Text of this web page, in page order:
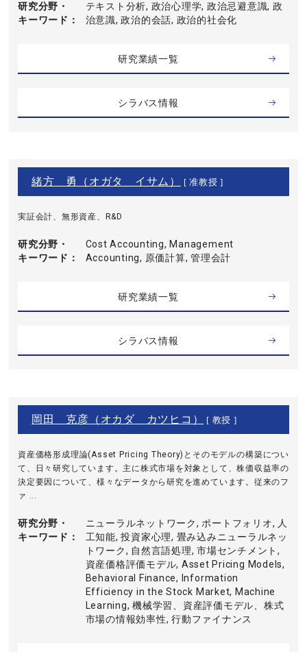
研究分野・
キーワード
テキスト分析, 政治心理学, 政治忌避意識, 政
治意識, 政治的会話, 政治的社会化
研究業績一覧
シラバス情報
緒方 勇（オガタ イサム） [ 准教授 ]
実証会計、無形資産、R&D
研究分野・
キーワード
Cost Accounting, Management
Accounting, 原価計算, 管理会計
研究業績一覧
シラバス情報
岡田 克彦（オカダ カツヒコ） [ 教授 ]
資産価格形成理論(Asset Pricing Theory)とそのモデルの構築につい
て、日々研究しています。主に株式市場を対象として、株価収益率の
決定要因について、様々なデータから研究を進めています。従来のフ
ァ ...
研究分野・
キーワード
ニューラルネットワーク, ポートフォリオ, 人
工知能, 投資家心理, 畳み込みニューラルネッ
トワーク, 自然言語処理, 市場センチメント,
資産価格評価モデル, Asset Pricing Models,
Behavioral Finance, Information
Efficiency in the Stock Market, Machine
Learning, 機械学習、資産評価モデル、株式
市場の情報効率性, 行動ファイナンス